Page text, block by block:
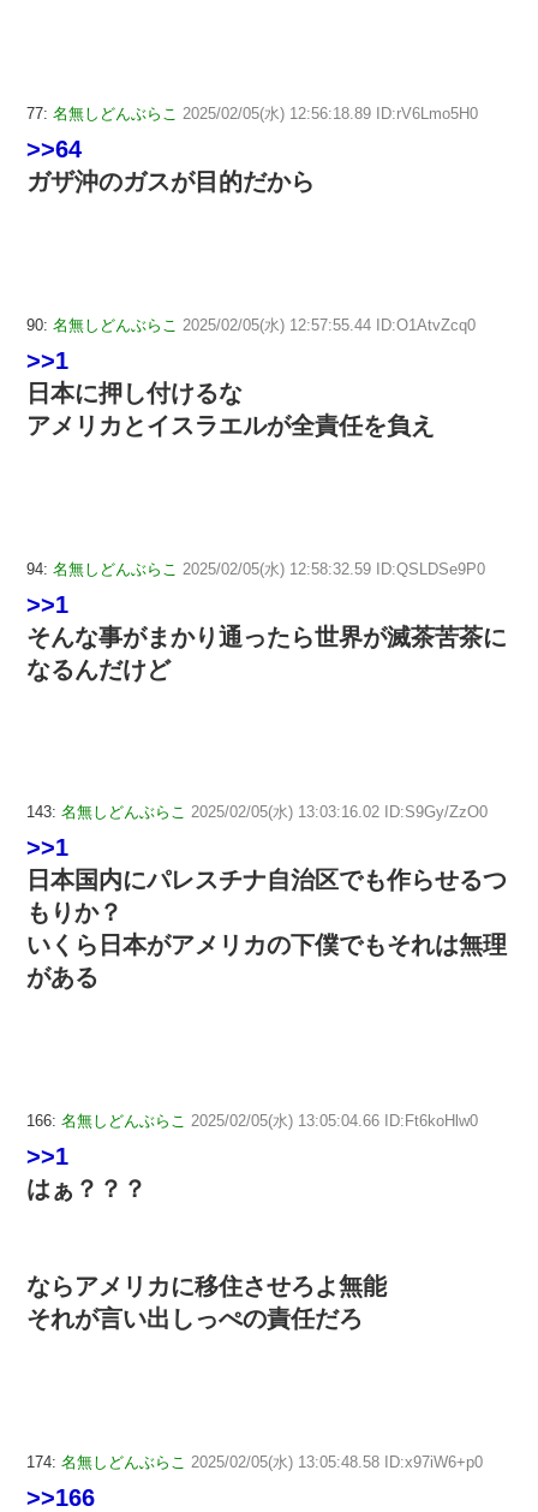
77: 名無しどんぶらこ 2025/02/05(水) 12:56:18.89 ID:rV6Lmo5H0
>>64
ガザ沖のガスが目的だから
90: 名無しどんぶらこ 2025/02/05(水) 12:57:55.44 ID:O1AtvZcq0
>>1
日本に押し付けるな
アメリカとイスラエルが全責任を負え
94: 名無しどんぶらこ 2025/02/05(水) 12:58:32.59 ID:QSLDSe9P0
>>1
そんな事がまかり通ったら世界が滅茶苦茶に
なるんだけど
143: 名無しどんぶらこ 2025/02/05(水) 13:03:16.02 ID:S9Gy/ZzO0
>>1
日本国内にパレスチナ自治区でも作らせるつ
もりか？
いくら日本がアメリカの下僕でもそれは無理
がある
166: 名無しどんぶらこ 2025/02/05(水) 13:05:04.66 ID:Ft6koHlw0
>>1
はぁ？？？
ならアメリカに移住させろよ無能
それが言い出しっぺの責任だろ
174: 名無しどんぶらこ 2025/02/05(水) 13:05:48.58 ID:x97iW6+p0
>>166